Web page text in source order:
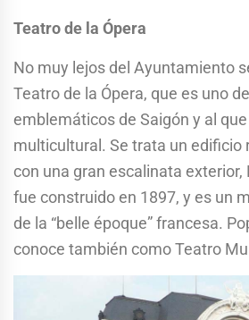
Teatro de la Ópera
No muy lejos del Ayuntamiento
Teatro de la Ópera, que es uno
emblemáticos de Saigón y al
multicultural. Se trata un edificio
con una gran escalinata exterior,
fue construido en 1897, y es un
de la “belle époque” francesa.
conoce también como Teatro